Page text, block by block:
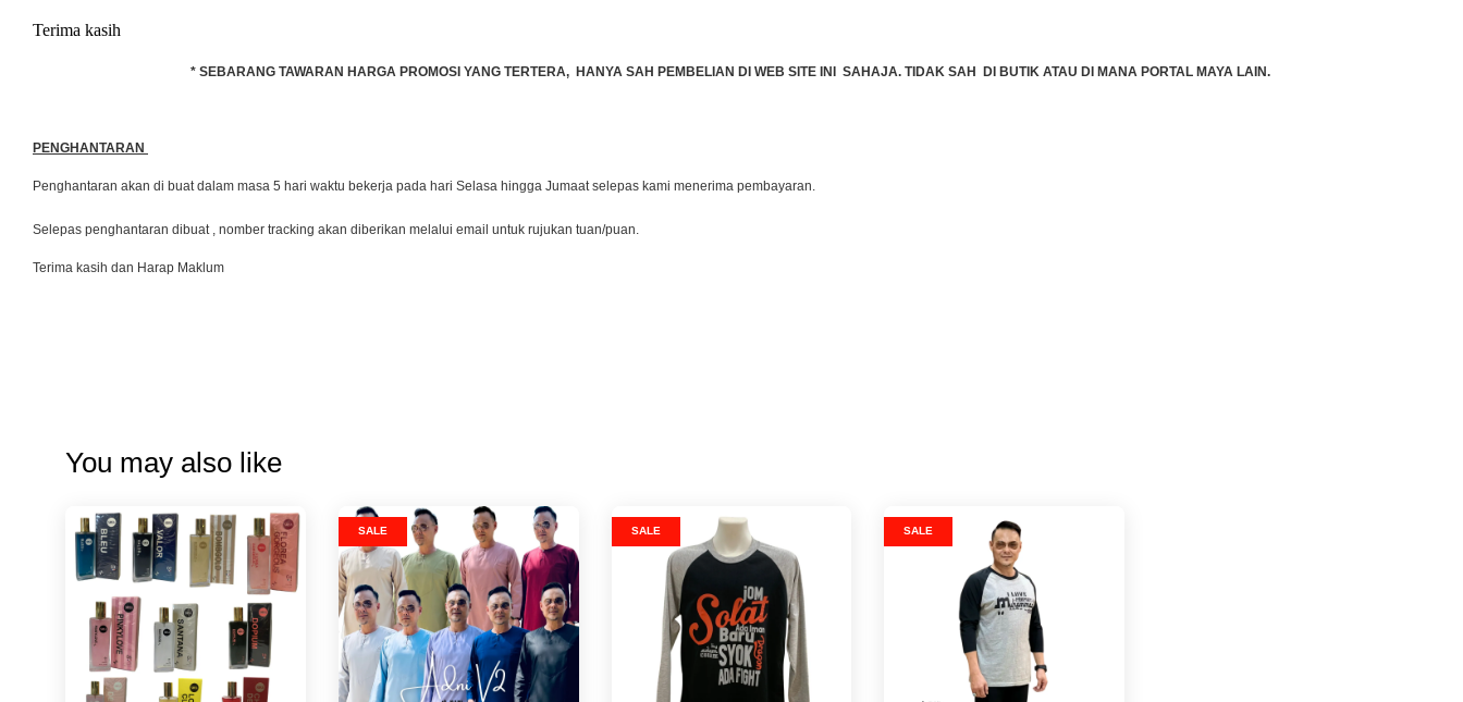
Terima kasih
* SEBARANG TAWARAN HARGA PROMOSI YANG TERTERA, HANYA SAH PEMBELIAN DI WEB SITE INI SAHAJA. TIDAK SAH DI BUTIK ATAU DI MANA PORTAL MAYA LAIN.
PENGHANTARAN
Penghantaran akan di buat dalam masa 5 hari waktu bekerja pada hari Selasa hingga Jumaat selepas kami menerima pembayaran.
Selepas penghantaran dibuat , nomber tracking akan diberikan melalui email untuk rujukan tuan/puan.
Terima kasih dan Harap Maklum
You may also like
SALE SALE SALE